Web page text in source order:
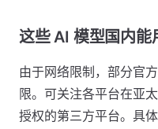
这些 AI 模型国内能
由于网络限制，部分官
限。可关注各平台在亚
授权的第三方平台。具